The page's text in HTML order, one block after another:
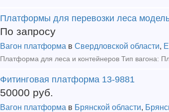
Платформы для перевозки леса
По запросу
Вагон платформа в Свердловской области,
Фитинговая платформа 13-9881
50000 руб.
Вагон платформа в Брянской области,